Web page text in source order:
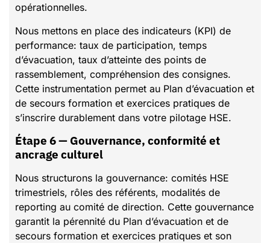
opérationnelles.
Nous mettons en place des indicateurs (KPI) de
performance: taux de participation, temps
d’évacuation, taux d’atteinte des points de
rassemblement, compréhension des consignes.
Cette instrumentation permet au Plan d’évacuation et
de secours formation et exercices pratiques de
s’inscrire durablement dans votre pilotage HSE.
Étape 6 — Gouvernance, conformité et
ancrage culturel
Nous structurons la gouvernance: comités HSE
trimestriels, rôles des référents, modalités de
reporting au comité de direction. Cette gouvernance
garantit la pérennité du Plan d’évacuation et de
secours formation et exercices pratiques et son